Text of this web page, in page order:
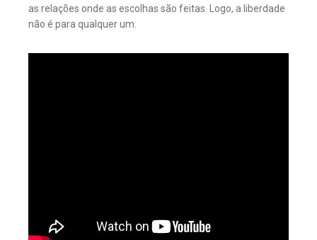
as relações onde as escolhas são feitas. Logo, a liberdade
não é para qualquer um.